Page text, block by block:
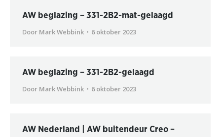
AW beglazing – 331-2B2-mat-gelaagd
Door Mark Webbink 6 oktober 2023
AW beglazing – 331-2B2-gelaagd
Door Mark Webbink 6 oktober 2023
AW Nederland | AW buitendeur Creo –